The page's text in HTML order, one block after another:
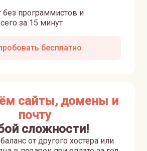
без программистов и
за 15 минут
бесплатно
сайты, домены и
почту
сложности!
от другого хостера или